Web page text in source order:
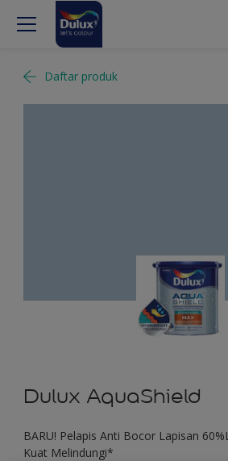
Daftar produk
Dulux AquaShield
BARU! Pelapis Anti Bocor Lapisan
Kuat Melindungi*